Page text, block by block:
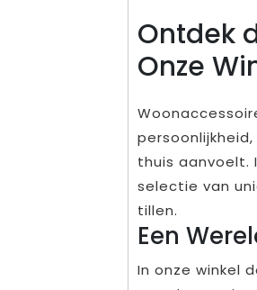
Ontdek
Onze
thuis aanvoelt.
selectie van
tillen.
Een
In onze winkel